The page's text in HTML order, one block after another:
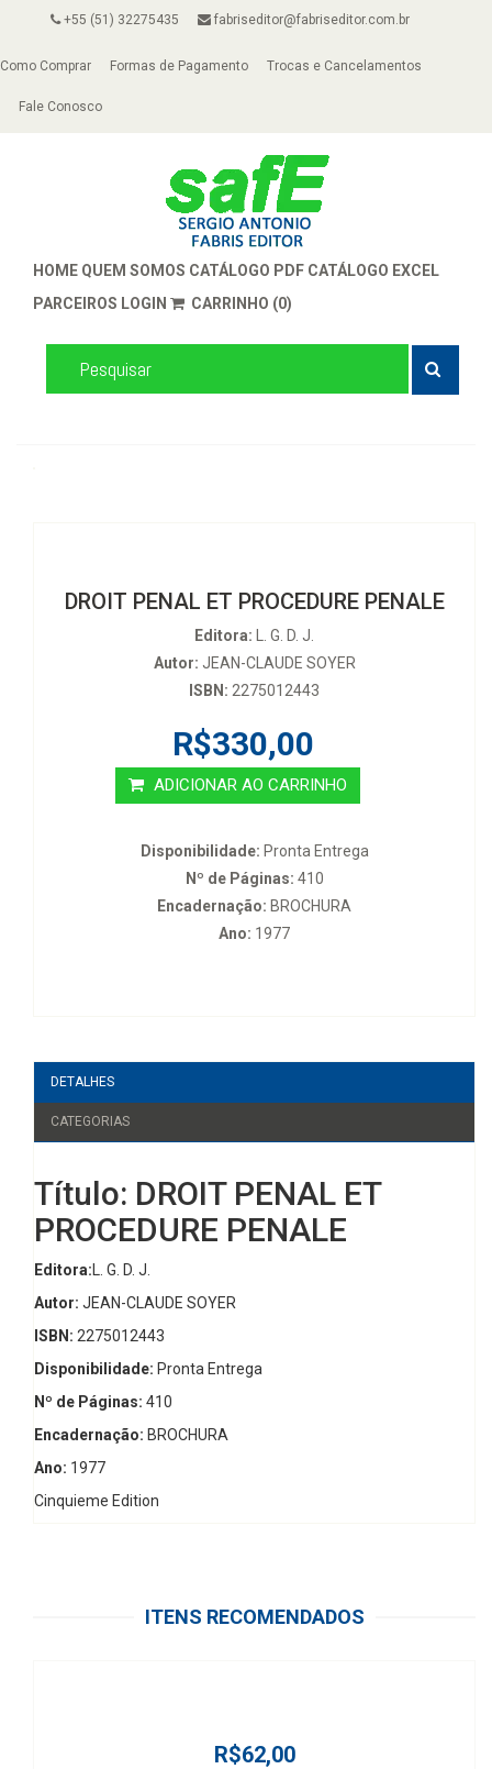
+55 (51) 32275435 fabriseditor@fabriseditor.com.br
Como Comprar Formas de Pagamento Trocas e Cancelamentos
Fale Conosco
HOME QUEM SOMOS CATÁLOGO PDF CATÁLOGO EXCEL
PARCEIROS LOGIN CARRINHO (0)
DROIT PENAL ET PROCEDURE PENALE
Editora: L. G. D. J.
Autor: JEAN-CLAUDE SOYER
ISBN: 2275012443
R$330,00
ADICIONAR AO CARRINHO
Disponibilidade: Pronta Entrega
Nº de Páginas: 410
Encadernação: BROCHURA
Ano: 1977
DETALHES
CATEGORIAS
Título: DROIT PENAL ET
PROCEDURE PENALE
Editora:L. G. D. J.
Autor: JEAN-CLAUDE SOYER
ISBN: 2275012443
Disponibilidade: Pronta Entrega
Nº de Páginas: 410
Encadernação: BROCHURA
Ano: 1977
Cinquieme Edition
ITENS RECOMENDADOS
R$62,00